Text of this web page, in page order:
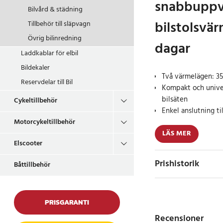
Bilvård & städning
Tillbehör till släpvagn
Övrig bilinredning
Laddkablar för elbil
Bildekaler
Reservdelar till Bil
Cykeltillbehör
Motorcykeltillbehör
Elscooter
Båttillbehör
PRISGARANTI
dagar
Två värmelägen:
Kompakt och
bilsäten
Enkel anslutning
Dunlop
komfort i bilen
enkelt till bilens
passa de flesta
LÄS MER
Prishistorik
Recensioner